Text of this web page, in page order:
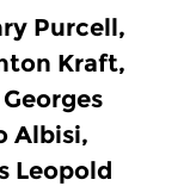
Purcell,
Kraft,
Albisi,
Leopold